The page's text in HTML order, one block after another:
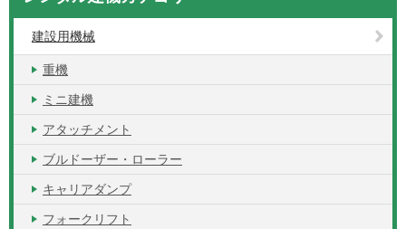
建設用機械
重機
ミニ建機
アタッチメント
ブルドーザー・ローラー
キャリアダンプ
フォークリフト